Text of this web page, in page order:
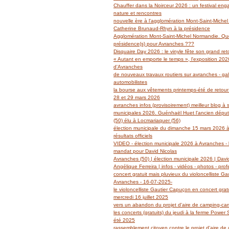
Janvier(14)
Février(19)
Janvier(14)
Mars(29)
Février(18)
Janvier(13)
Avril(27)
Mars(62)
Février(39)
Janvier(5)
Mai(14)
Avril(6)
Mars(6)
Février(2)
Janvier(3)
Chauffer dans la Noirceur 2026 : un festival
nature et rencontres
nouvelle ère à l'agglomération Mont-Saint-
Catherine Brunaud-Rhyn à la présidence
Agglomération Mont-Saint-Michel Normandie.
présidence(s) pour Avranches ???
Disquaire Day 2026 : le vinyle fête son grand
« Autant en emporte le temps », l'exposition
d'Avranches
de nouveaux travaux routiers sur avranches -
automobilistes
la bourse aux vêtements printemps-été de retour
28 et 29 mars 2026
avranches infos (provisoirement) meilleur blog à
municipales 2026. Guénhaël Huet l'ancien
(50) élu à Locmariaquer (56)
élection municipale du dimanche 15 mars 2026
résultats officiels
VIDEO - élection municipale 2026 à Avranches -
mandat pour David Nicolas
Avranches (50) | élection municipale 2026 |
Angélique Ferreira | infos - vidéos - photos -
concert gratuit mais pluvieux du violoncelliste
Avranches - 16-07-2025-
le violoncelliste Gautier Capuçon en concert
mercredi 16 juillet 2025
vers un abandon du projet d'aire de camping-
les concerts (gratuits) du jeudi à la ferme Power
été 2025
rassemblement citoyen contre le projet d'aire de